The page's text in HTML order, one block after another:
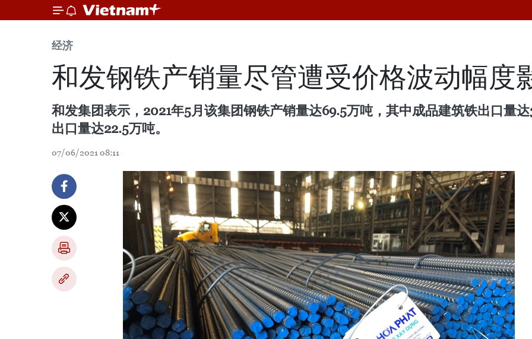
经济
和发钢铁产销量尽管遭受价格波动幅度
和发集团表示，2021年5月该集团钢铁产销量达69.5万吨，其中成品建筑铁出口量
出口量达22.5万吨。
07/06/2021 08:11